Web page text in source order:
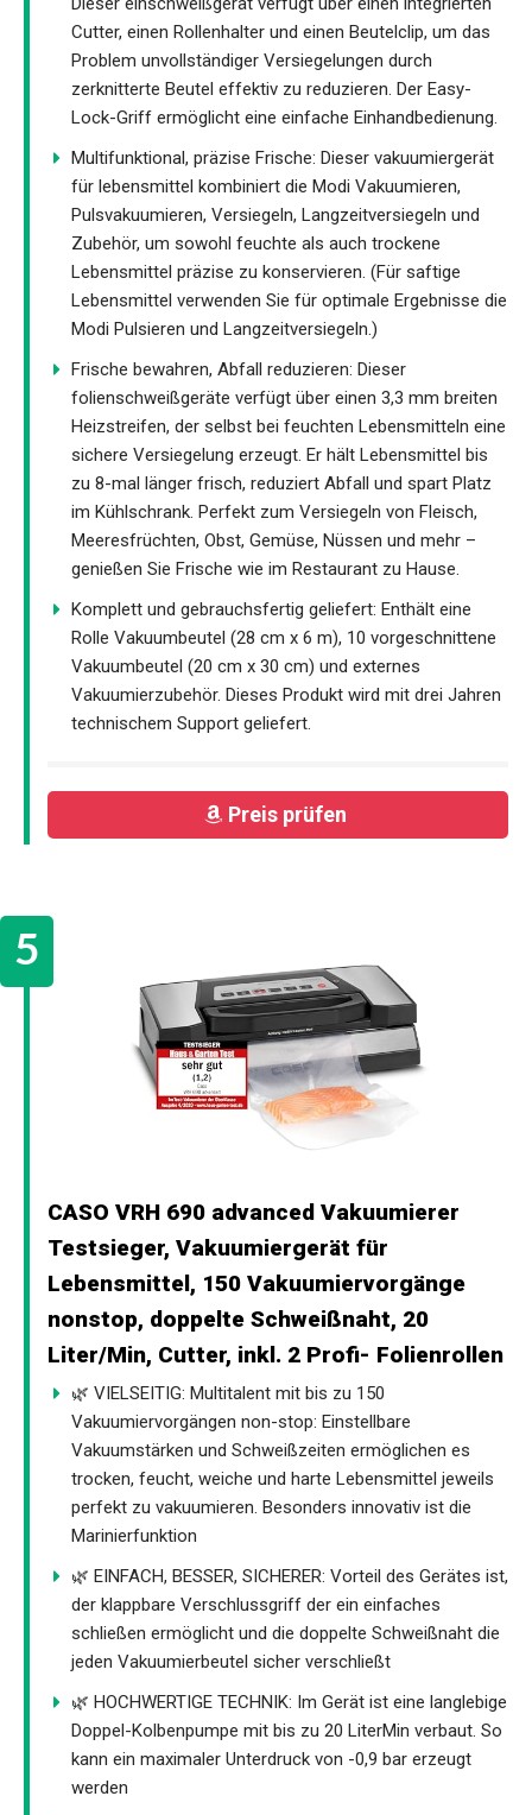
Cutter, einen Rollenhalter und einen Beutelclip, um das
Problem unvollständiger Versiegelungen durch
zerknitterte Beutel effektiv zu reduzieren. Der Easy-
Lock-Griff ermöglicht eine einfache Einhandbedienung.
Multifunktional, präzise Frische: Dieser vakuumiergerät
für lebensmittel kombiniert die Modi Vakuumieren,
Pulsvakuumieren, Versiegeln, Langzeitversiegeln und
Zubehör, um sowohl feuchte als auch trockene
Lebensmittel präzise zu konservieren. (Für saftige
Lebensmittel verwenden Sie für optimale Ergebnisse die
Modi Pulsieren und Langzeitversiegeln.)
Frische bewahren, Abfall reduzieren: Dieser
folienschweißgeräte verfügt über einen 3,3 mm breiten
Heizstreifen, der selbst bei feuchten Lebensmitteln eine
sichere Versiegelung erzeugt. Er hält Lebensmittel bis
zu 8-mal länger frisch, reduziert Abfall und spart Platz
im Kühlschrank. Perfekt zum Versiegeln von Fleisch,
Meeresfrüchten, Obst, Gemüse, Nüssen und mehr –
genießen Sie Frische wie im Restaurant zu Hause.
Komplett und gebrauchsfertig geliefert: Enthält eine
Rolle Vakuumbeutel (28 cm x 6 m), 10 vorgeschnittene
Vakuumbeutel (20 cm x 30 cm) und externes
Vakuumierzubehör. Dieses Produkt wird mit drei Jahren
technischem Support geliefert.
Preis prüfen
CASO VRH 690 advanced Vakuumierer
Testsieger, Vakuumiergerät für
Lebensmittel, 150 Vakuumiervorgänge
nonstop, doppelte Schweißnaht, 20
Liter/Min, Cutter, inkl. 2 Profi- Folienrollen
🌿 VIELSEITIG: Multitalent mit bis zu 150
Vakuumiervorgängen non-stop: Einstellbare
Vakuumstärken und Schweißzeiten ermöglichen es
trocken, feucht, weiche und harte Lebensmittel jeweils
perfekt zu vakuumieren. Besonders innovativ ist die
Marinierfunktion
🌿 EINFACH, BESSER, SICHERER: Vorteil des Gerätes ist,
der klappbare Verschlussgriff der ein einfaches
schließen ermöglicht und die doppelte Schweißnaht die
jeden Vakuumierbeutel sicher verschließt
🌿 HOCHWERTIGE TECHNIK: Im Gerät ist eine langlebige
Doppel-Kolbenpumpe mit bis zu 20 LiterMin verbaut. So
kann ein maximaler Unterdruck von -0,9 bar erzeugt
werden